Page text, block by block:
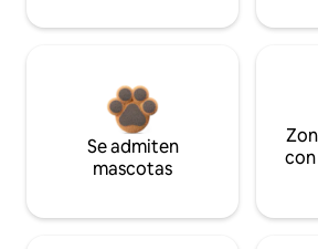
Se admiten
mascotas